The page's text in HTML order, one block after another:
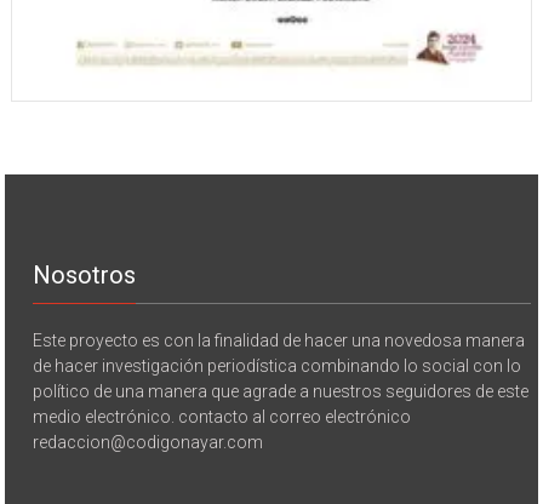
Nosotros
Este proyecto es con la finalidad de hacer una novedosa manera
de hacer investigación periodística combinando lo social con lo
político de una manera que agrade a nuestros seguidores de este
medio electrónico. contacto al correo electrónico
redaccion@codigonayar.com